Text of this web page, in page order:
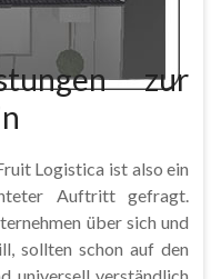
zur
Logistica ist also ein
Auftritt gefragt.
über sich und
sollten schon auf den